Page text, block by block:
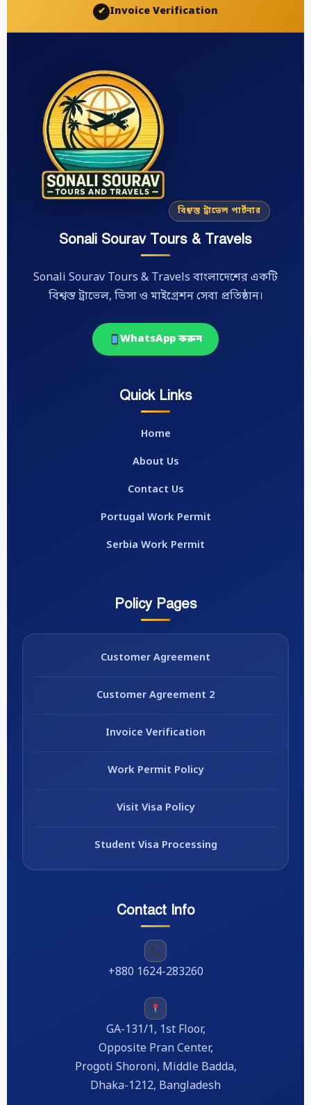
✔ Invoice Verification
বিশ্বস্ত ট্রাভেল পার্টনার
Sonali Sourav Tours & Travels
Sonali Sourav Tours & Travels বাংলাদেশের একটি
বিশ্বস্ত ট্রাভেল, ভিসা ও মাইগ্রেশন সেবা প্রতিষ্ঠান।
WhatsApp করুন
Quick Links
Home
About Us
Contact Us
Portugal Work Permit
Serbia Work Permit
Policy Pages
Customer Agreement
Customer Agreement 2
Invoice Verification
Work Permit Policy
Visit Visa Policy
Student Visa Processing
Contact Info
+880 1624-283260
GA-131/1, 1st Floor,
Opposite Pran Center,
Progoti Shoroni, Middle Badda,
Dhaka-1212, Bangladesh